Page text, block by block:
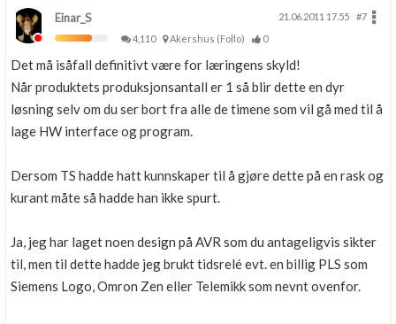
Einar_S 21.06.2011 17.55
#7
4,110
Akershus (Follo) 0
Det må isåfall definitivt være for læringens skyld!
Når produktets produksjonsantall er 1 så blir dette en dyr
løsning selv om du ser bort fra alle de timene som vil gå med til å
lage HW interface og program.
Dersom TS hadde hatt kunnskaper til å gjøre dette på en rask og
kurant måte så hadde han ikke spurt.
Ja, jeg har laget noen design på AVR som du antageligvis sikter
til, men til dette hadde jeg brukt tidsrelé evt. en billig PLS som
Siemens Logo, Omron Zen eller Telemikk som nevnt ovenfor.